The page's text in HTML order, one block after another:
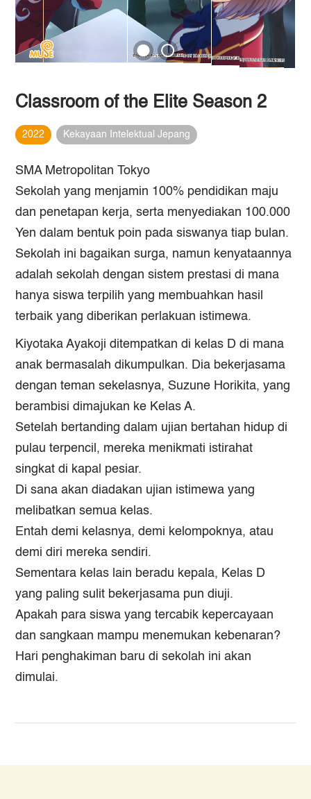
Classroom of the Elite Season 2
2022 Kekayaan Intelektual Jepang
SMA Metropolitan Tokyo
Sekolah yang menjamin 100% pendidikan maju
dan penetapan kerja, serta menyediakan 100.000
Yen dalam bentuk poin pada siswanya tiap bulan.
Sekolah ini bagaikan surga, namun kenyataannya
adalah sekolah dengan sistem prestasi di mana
hanya siswa terpilih yang membuahkan hasil
terbaik yang diberikan perlakuan istimewa.
Kiyotaka Ayakoji ditempatkan di kelas D di mana
anak bermasalah dikumpulkan. Dia bekerjasama
dengan teman sekelasnya, Suzune Horikita, yang
berambisi dimajukan ke Kelas A.
Setelah bertanding dalam ujian bertahan hidup di
pulau terpencil, mereka menikmati istirahat
singkat di kapal pesiar.
Di sana akan diadakan ujian istimewa yang
melibatkan semua kelas.
Entah demi kelasnya, demi kelompoknya, atau
demi diri mereka sendiri.
Sementara kelas lain beradu kepala, Kelas D
yang paling sulit bekerjasama pun diuji.
Apakah para siswa yang tercabik kepercayaan
dan sangkaan mampu menemukan kebenaran?
Hari penghakiman baru di sekolah ini akan
dimulai.